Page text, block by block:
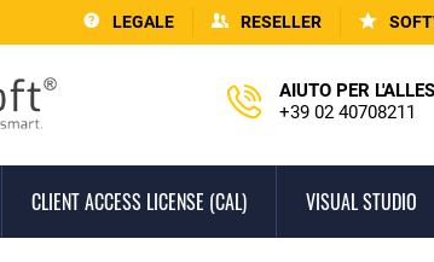
LEGALE RESELLER
AIUTO PER
+39 02 40708211
CLIENT ACCESS LICENSE (CAL) VISUAL STUDIO